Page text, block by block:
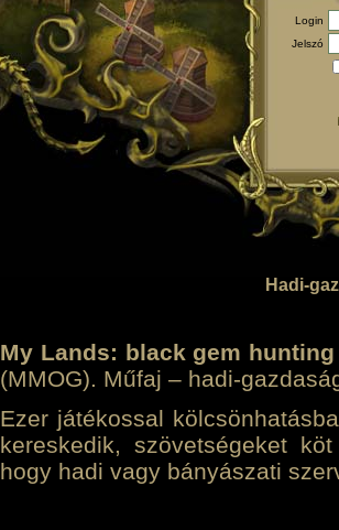
Login
Jelszó
Hadi-
My Lands: black gem hunting
(MMOG). Műfaj – hadi-
Ezer játékossal
kereskedik, szövetségeket
hogy hadi vagy bányászati